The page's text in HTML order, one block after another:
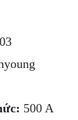
500 A